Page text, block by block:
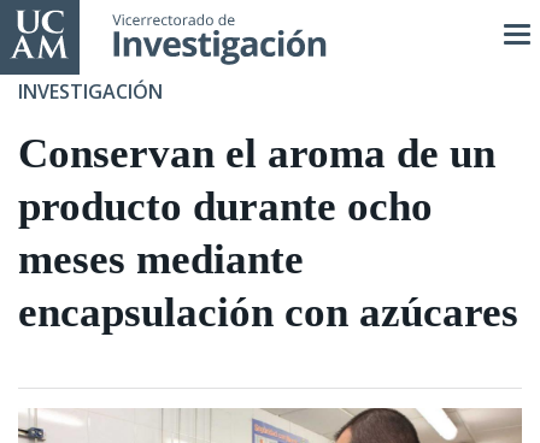
Pasar
al
contenido
INVESTIGACIÓN
Conservan el aroma de un
producto durante ocho
meses mediante
encapsulación con azúcares